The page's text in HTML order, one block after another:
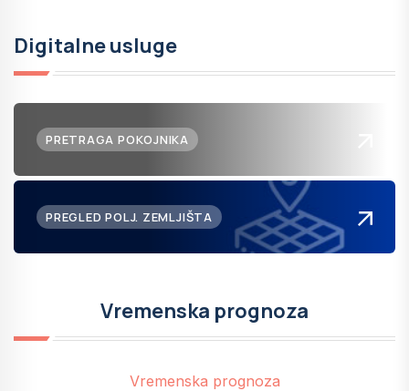
Digitalne usluge
PRETRAGA POKOJNIKA
PREGLED POLJ. ZEMLJIŠTA
Vremenska prognoza
Vremenska prognoza